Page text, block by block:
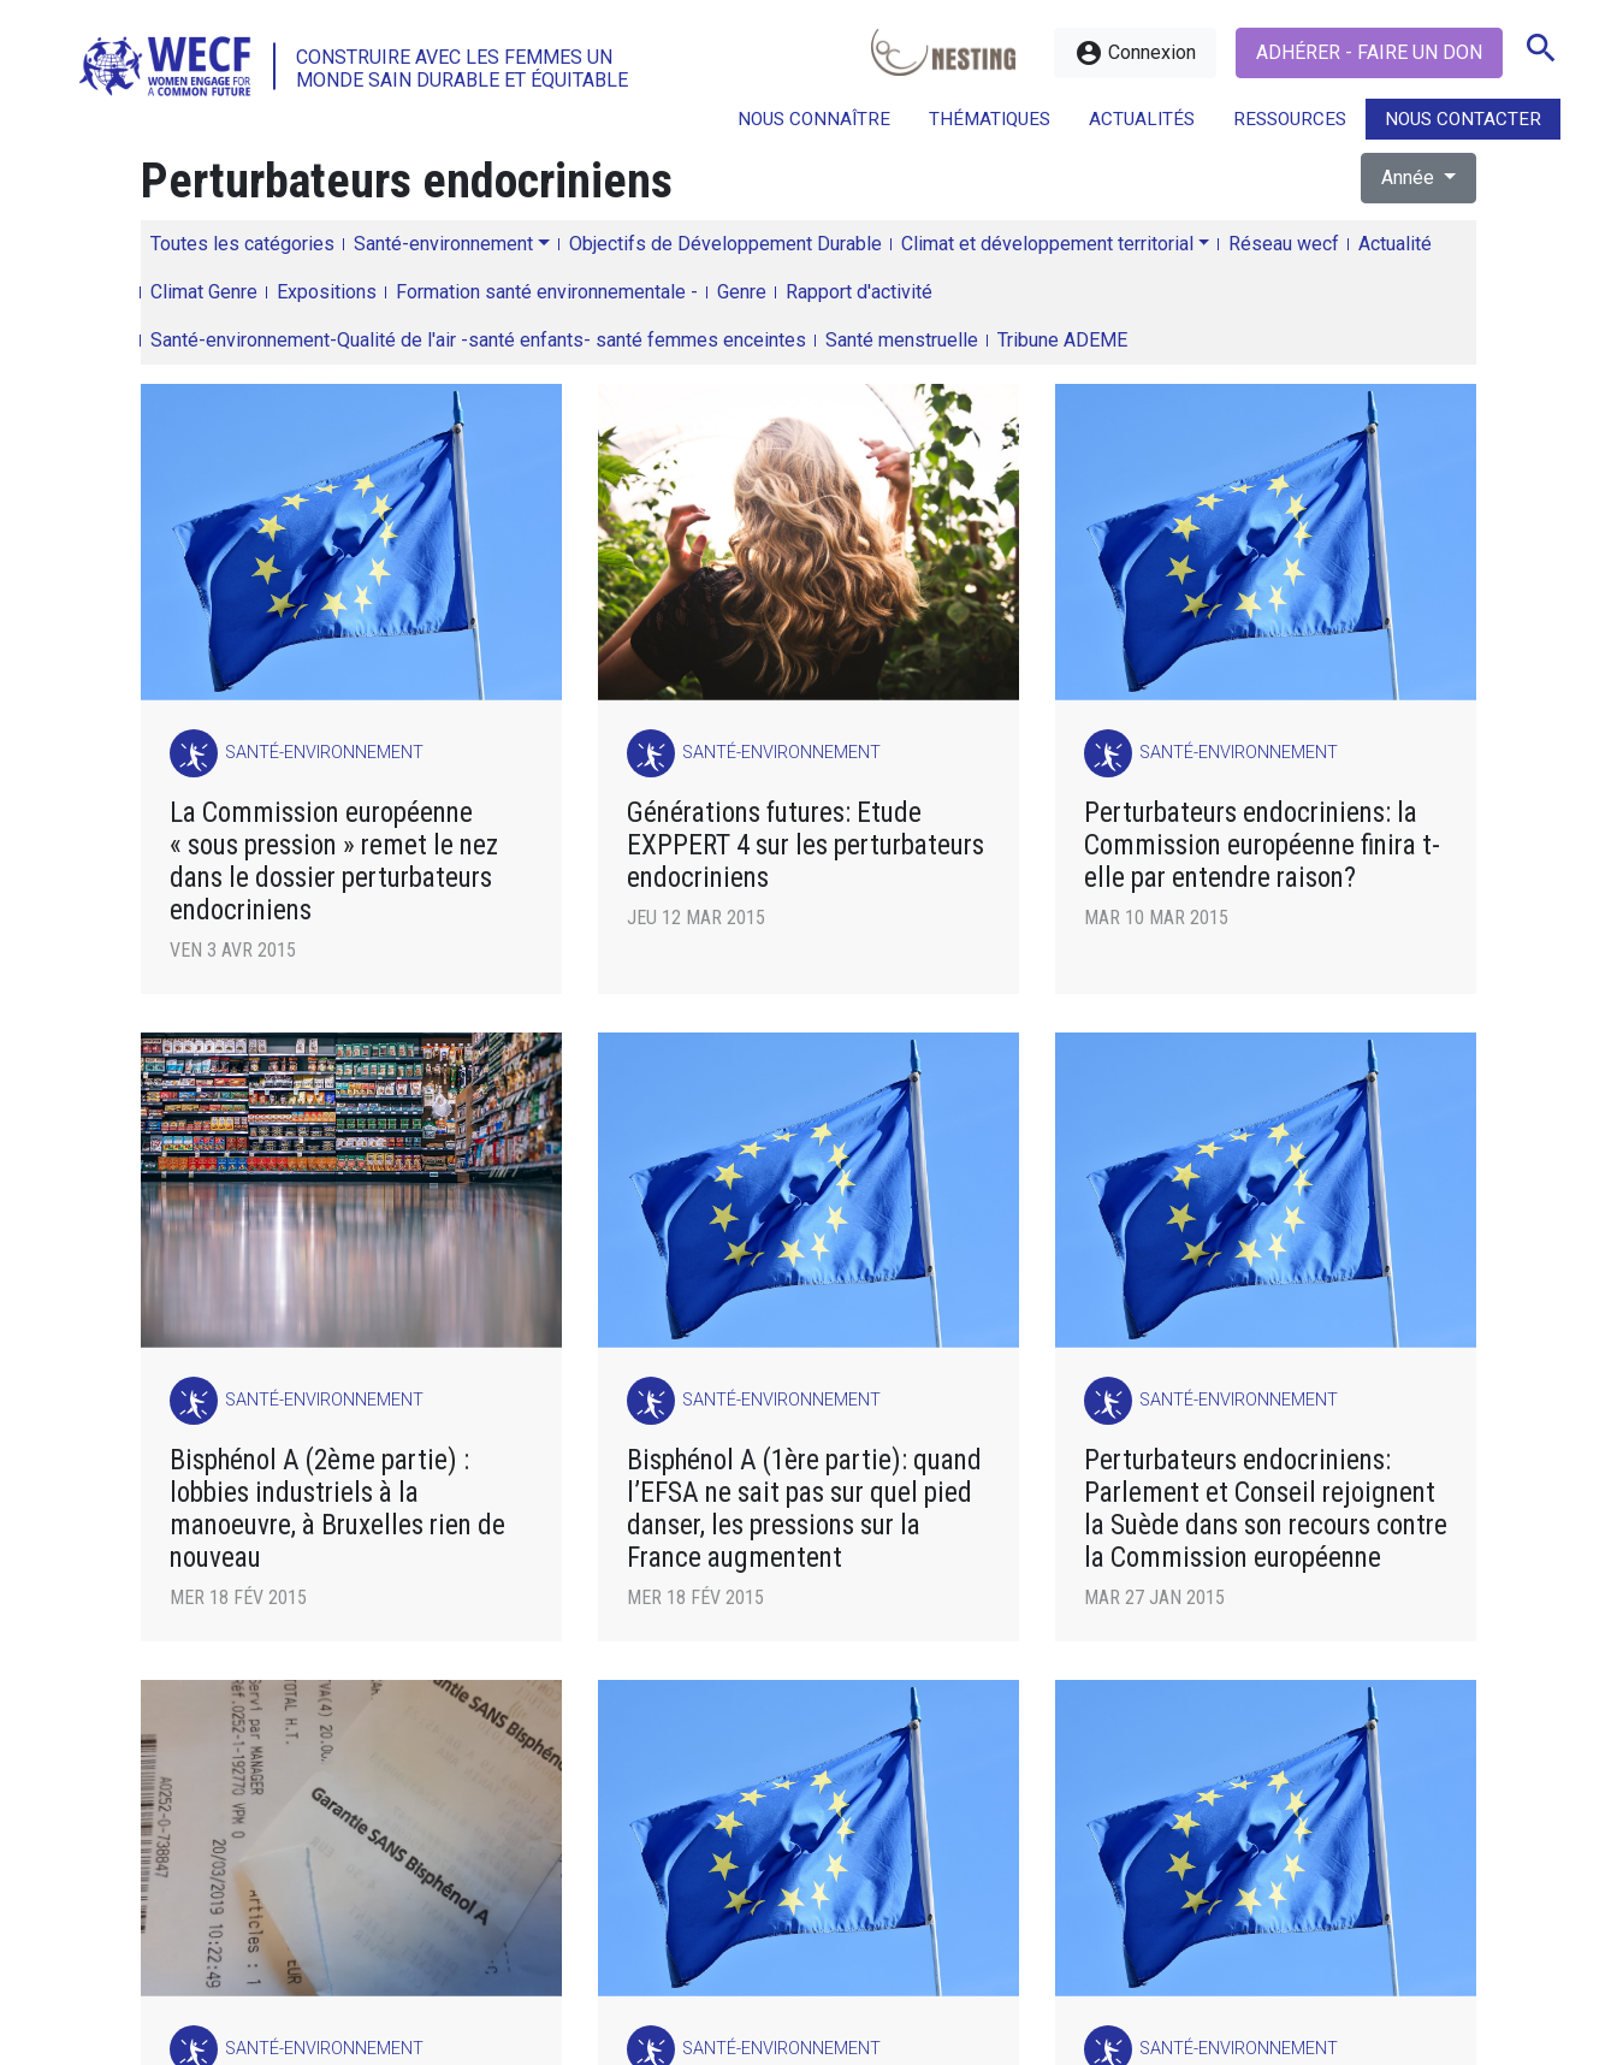
CONSTRUIRE AVEC LES FEMMES UN
MONDE SAIN DURABLE ET ÉQUITABLE
account_circle Connexion ADHÉRER - FAIRE UN DON search
NOUS CONNAÎTRE THÉMATIQUES ACTUALITÉS RESSOURCES NOUS CONTACTER
search
Perturbateurs endocriniens Année
Toutes les catégories Santé-environnement Objectifs de Développement Durable Climat et développement territorial Réseau wecf Actualité
Climat Genre Expositions Formation santé environnementale - Genre Rapport d'activité
Santé-environnement-Qualité de l'air -santé enfants- santé femmes enceintes Santé menstruelle Tribune ADEME
SANTÉ-ENVIRONNEMENT
La Commission européenne
« sous pression » remet le nez
dans le dossier perturbateurs
endocriniens
VEN 3 AVR 2015
SANTÉ-ENVIRONNEMENT
Générations futures: Etude
EXPPERT 4 sur les perturbateurs
endocriniens
JEU 12 MAR 2015
SANTÉ-ENVIRONNEMENT
Perturbateurs endocriniens: la
Commission européenne finira t-
elle par entendre raison?
MAR 10 MAR 2015
SANTÉ-ENVIRONNEMENT
Bisphénol A (2ème partie) :
lobbies industriels à la
manoeuvre, à Bruxelles rien de
nouveau
MER 18 FÉV 2015
SANTÉ-ENVIRONNEMENT
Bisphénol A (1ère partie): quand
l’EFSA ne sait pas sur quel pied
danser, les pressions sur la
France augmentent
MER 18 FÉV 2015
SANTÉ-ENVIRONNEMENT
Perturbateurs endocriniens:
Parlement et Conseil rejoignent
la Suède dans son recours contre
la Commission européenne
MAR 27 JAN 2015
SANTÉ-ENVIRONNEMENT SANTÉ-ENVIRONNEMENT SANTÉ-ENVIRONNEMENT